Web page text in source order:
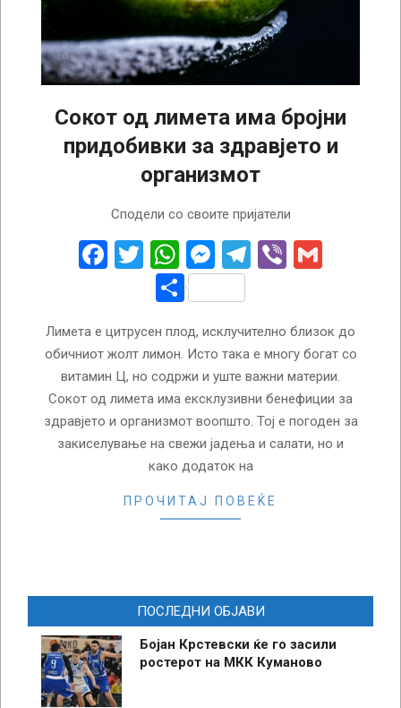
Сокот од лимета има бројни
придобивки за здравјето и
организмот
Сподели со своите пријатели
Facebook
Twitter
WhatsApp
Messenger
Telegram
Viber
Share
Лимета е цитрусен плод, исклучително близок до
обичниот жолт лимон. Исто така е многу богат со
витамин Ц, но содржи и уште важни материи.
Сокот од лимета има ексклузивни бенефиции за
здравјето и организмот воопшто. Тој е погоден за
закиселување на свежи јадења и салати, но и
како додаток на
ПРОЧИТАЈ ПОВЕЌЕ
ПОСЛЕДНИ ОБЈАВИ
Бојан Крстевски ќе го засили
ростерот на МКК Куманово